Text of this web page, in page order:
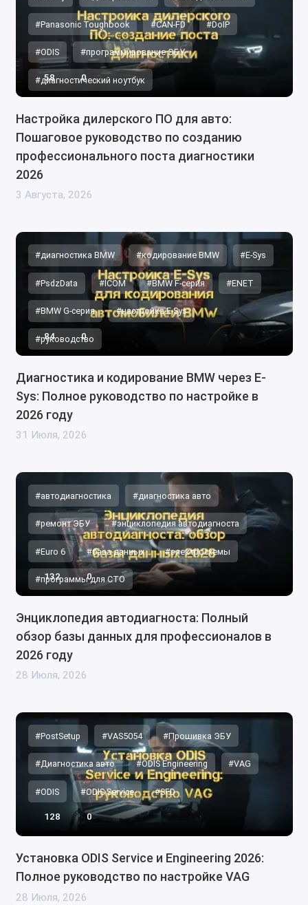
#Panasonic Toughbook #CAN-FD #DoIP
#ODIS #программирование ЭБУ
#диагностический ноутбук
58 0
Настройка дилерского ПО для авто:
Пошаговое руководство по созданию
профессионального поста диагностики
2026
3 Августа, 2026
#диагностика BMW #кодирование BMW #E-Sys
#PsdzData #ICOM #BMW F-серия #ENET
#BMW G-серия #настройка E-Sys
#руководство
84 0
Диагностика и кодирование BMW через E-
Sys: Полное руководство по настройке в
2026 году
31 Июля, 2026
#автодиагностика #диагностика авто
#ремонт ЭБУ #энциклопедия автодиагноста
#Euro 6 #база данных #электросхемы
#программы для СТО
132 0
Энциклопедия автодиагноста: Полный
обзор базы данных для профессионалов в
2026 году
28 Июля, 2026
#PostSetup #VAS5054 #Прошивка ЭБУ
#Диагностика авто #ODIS Engineering #VAG
#ODIS #ODIS Service #SFD
128 0
Установка ODIS Service и Engineering 2026:
Полное руководство по настройке VAG
28 Июля, 2026